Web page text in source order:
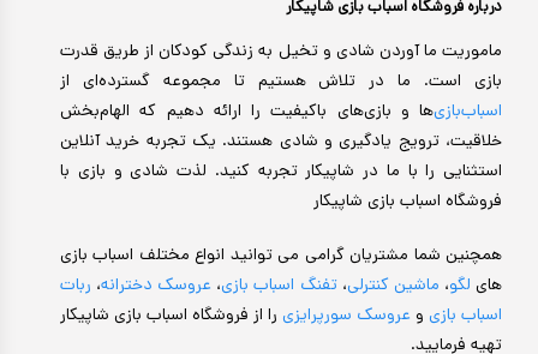
درباره فروشگاه اسباب بازی شاپیکار
ماموریت ما آوردن شادی و تخیل به زندگی کودکان از طریق قدرت
بازی است. ما در تلاش هستیم تا مجموعه گسترده‌ای از
اسباب‌بازی‌ها و بازی‌های باکیفیت را ارائه دهیم که الهام‌بخش
خلاقیت، ترویج یادگیری و شادی هستند. یک تجربه خرید آنلاین
استثنایی را با ما در شاپیکار تجربه کنید. لذت شادی و بازی با
فروشگاه اسباب بازی شاپیکار
همچنین شما مشتریان گرامی می توانید انواع مختلف اسباب بازی
های لگو، ماشین کنترلی،تفنگ اسباب بازی، عروسک دخترانه، ربات
اسباب بازی و عروسک سورپرایزی را از فروشگاه اسباب بازی شاپیکار
تهیه فرمایید.